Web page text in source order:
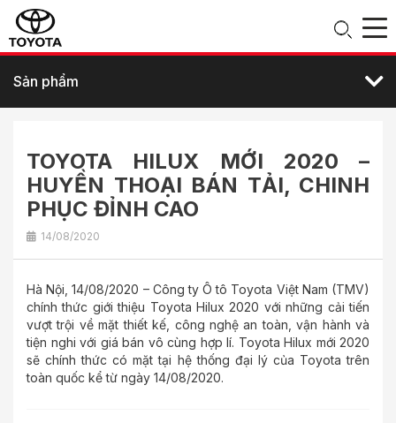
Sản phẩm
TOYOTA HILUX MỚI 2020 –
HUYỀN THOẠI BÁN TẢI, CHINH
PHỤC ĐỈNH CAO
14/08/2020
Hà Nội, 14/08/2020 – Công ty Ô tô Toyota Việt Nam (TMV)
chính thức giới thiệu Toyota Hilux 2020 với những cải tiến
vượt trội về mặt thiết kế, công nghệ an toàn, vận hành và
tiện nghi với giá bán vô cùng hợp lí. Toyota Hilux mới 2020
sẽ chính thức có mặt tại hệ thống đại lý của Toyota trên
toàn quốc kể từ ngày 14/08/2020.